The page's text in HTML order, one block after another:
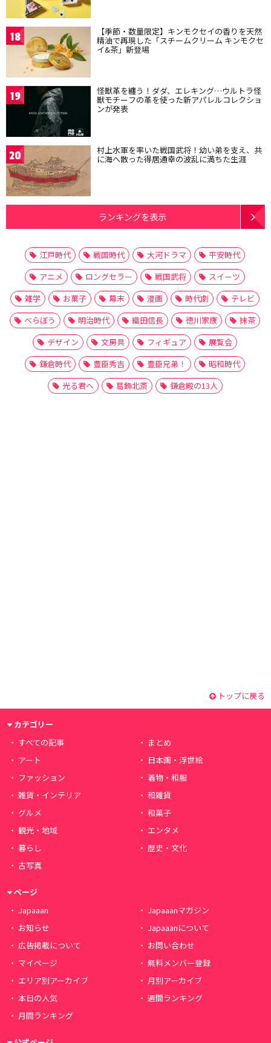
18 【季節・数量限定】キンモクセイの香りを天然
精油で再現した「スチームクリーム キンモクセ
イ&茶」新登場
19 怪獣革を纏う！ダダ、エレキング…ウルトラ怪
獣モチーフの革を使った新アパレルコレクショ
ンが発表
20 村上水軍を率いた戦国武将！幼い弟を支え、共
に海へ散った得居通幸の波乱に満ちた生涯
ランキングを表示
江戸時代 戦国時代 大河ドラマ
平安時代
アニメ
ロングセラー 戦国武将
スイーツ
雑学
お菓子 幕末 漫画 時代劇
テレビ
べらぼう
明治時代 織田信長 徳川家康
抹茶
デザイン
文房具 フィギュア
展覧会
鎌倉時代
豊臣秀吉 豊臣兄弟！
昭和時代
光る君へ
葛飾北斎 鎌倉殿の13人
トップに戻る
カテゴリー
すべての記事
まとめ
アート
日本画・浮世絵
ファッション
着物・和服
雑貨・インテリア
和雑貨
グルメ
和菓子
観光・地域
エンタメ
暮らし
歴史・文化
古写真
ページ
Japaaan
Japaaanマガジン
お知らせ
Japaaanについて
広告掲載について
お問い合わせ
マイページ
無料メンバー登録
エリア別アーカイブ
月別アーカイブ
本日の人気
週間ランキング
月間ランキング